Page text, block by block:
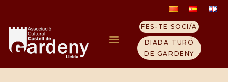
FES-TE SOCI/A
DIADA TURÓ
DE GARDENY
Castell templer de
gardeny
21 marzo, 2018